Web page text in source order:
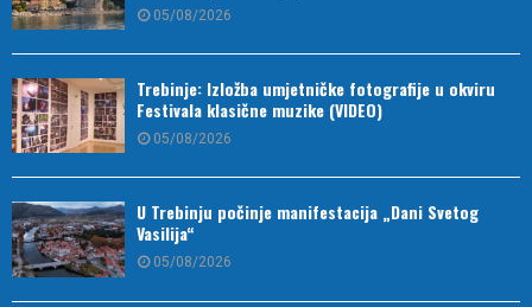
05/08/2026
Trebinje: Izložba umjetničke fotografije u okviru
Festivala klasične muzike (VIDEO)
05/08/2026
U Trebinju počinje manifestacija „Dani Svetog
Vasilija“
05/08/2026